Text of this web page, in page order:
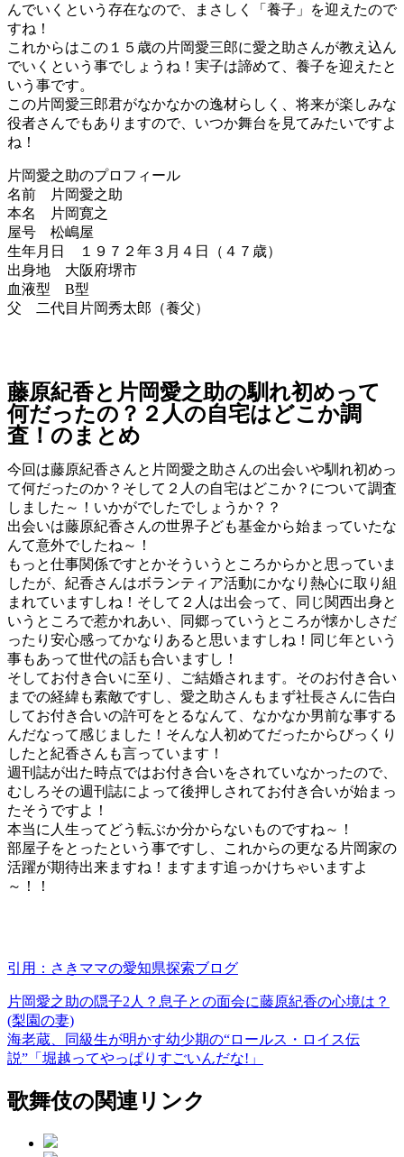
んでいくという存在なので、まさしく「養子」を迎えたので
すね！
これからはこの１５歳の片岡愛三郎に愛之助さんが教え込ん
でいくという事でしょうね！実子は諦めて、養子を迎えたと
いう事です。
この片岡愛三郎君がなかなかの逸材らしく、将来が楽しみな
役者さんでもありますので、いつか舞台を見てみたいですよ
ね！
片岡愛之助のプロフィール
名前 片岡愛之助
本名 片岡寛之
屋号 松嶋屋
生年月日 １９７２年３月４日（４７歳）
出身地 大阪府堺市
血液型 B型
父 二代目片岡秀太郎（養父）
藤原紀香と片岡愛之助の馴れ初めって
何だったの？２人の自宅はどこか調
査！のまとめ
今回は藤原紀香さんと片岡愛之助さんの出会いや馴れ初めっ
て何だったのか？そして２人の自宅はどこか？について調査
しました～！いかがでしたでしょうか？？
出会いは藤原紀香さんの世界子ども基金から始まっていたな
んて意外でしたね～！
もっと仕事関係ですとかそういうところからかと思っていま
したが、紀香さんはボランティア活動にかなり熱心に取り組
まれていますしね！そして２人は出会って、同じ関西出身と
いうところで惹かれあい、同郷っていうところが懐かしさだ
ったり安心感ってかなりあると思いますしね！同じ年という
事もあって世代の話も合いますし！
そしてお付き合いに至り、ご結婚されます。そのお付き合い
までの経緯も素敵ですし、愛之助さんもまず社長さんに告白
してお付き合いの許可をとるなんて、なかなか男前な事する
んだなって感じました！そんな人初めてだったからびっくり
したと紀香さんも言っています！
週刊誌が出た時点ではお付き合いをされていなかったので、
むしろその週刊誌によって後押しされてお付き合いが始まっ
たそうですよ！
本当に人生ってどう転ぶか分からないものですね～！
部屋子をとったという事ですし、これからの更なる片岡家の
活躍が期待出来ますね！ますます追っかけちゃいますよ
～！！
引用：さきママの愛知県探索ブログ
片岡愛之助の隠子2人？息子との面会に藤原紀香の心境は？
(梨園の妻)
海老蔵、同級生が明かす幼少期の“ロールス・ロイス伝
説”「堀越ってやっぱりすごいんだな!」
歌舞伎の関連リンク